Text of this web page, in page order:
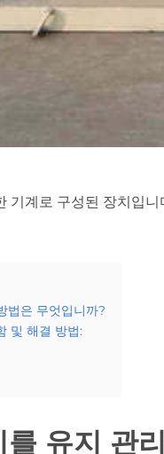
기계로 구성된 장치입
법은 무엇입니까?
및 해결 방법:
유지 관